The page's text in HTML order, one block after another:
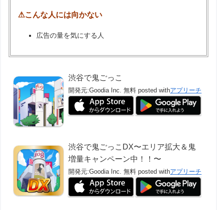
⚠こんな人には向かない
広告の量を気にする人
渋谷で鬼ごっこ
開発元:Goodia Inc. 無料 posted withアプリーチ
渋谷で鬼ごっこDX〜エリア拡大＆鬼
増量キャンペーン中！！〜
開発元:Goodia Inc. 無料 posted withアプリーチ